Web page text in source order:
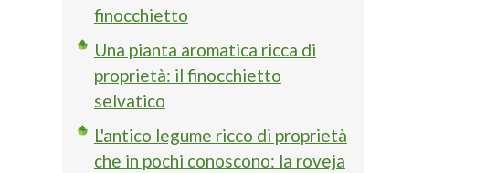
finocchietto
Una pianta aromatica ricca di
proprietà: il finocchietto
selvatico
L'antico legume ricco di proprietà
che in pochi conoscono: la roveja